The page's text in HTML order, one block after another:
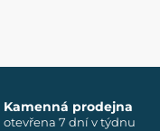
Kamenná prodejna
otevřena 7 dní v týdnu